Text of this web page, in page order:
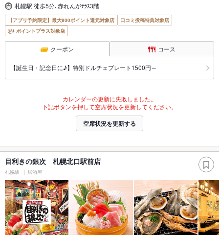
札幌駅 徒歩5分､赤れんがﾃﾗｽ3階
【アプリ予約限定】最大800ポイント還元対象店
口コミ投稿特典対象店
ポイントプラス対象店
クーポン コース
【誕生日・記念日に♪】特別ドルチェプレート1500円～
カレンダーの更新に失敗しました。
下記ボタンを押して空席状況を更新してください。
空席状況を更新する
目利きの銀次 札幌北口駅前店
札幌駅 居酒屋